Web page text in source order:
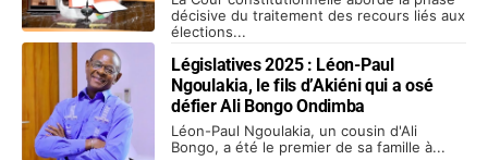
décisive du traitement des recours liés aux
élections...
Législatives 2025 : Léon-Paul
Ngoulakia, le fils d’Akiéni qui a osé
défier Ali Bongo Ondimba
Léon-Paul Ngoulakia, un cousin d'Ali
Bongo, a été le premier de sa famille à...